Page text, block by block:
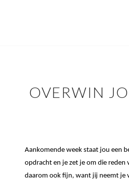
OVERWIN
Aankomende week staat jou een
opdracht en je zet je om die reden
daarom ook fijn, want jij neemt je